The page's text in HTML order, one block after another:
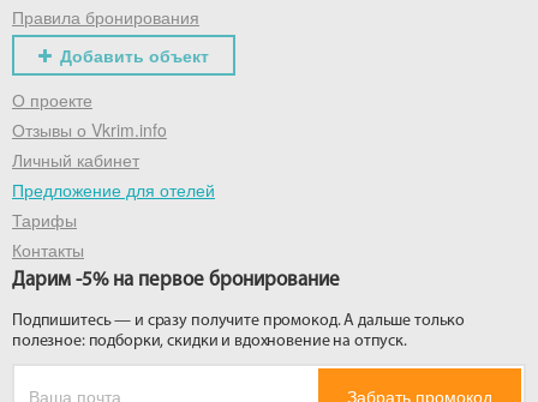
Правила бронирования
Добавить объект
О проекте
Отзывы о Vkrim.info
Личный кабинет
Предложение для отелей
Тарифы
Контакты
Дарим -5% на первое бронирование
Подпишитесь — и сразу получите промокод. А дальше только
полезное: подборки, скидки и вдохновение на отпуск.
Забрать промокод